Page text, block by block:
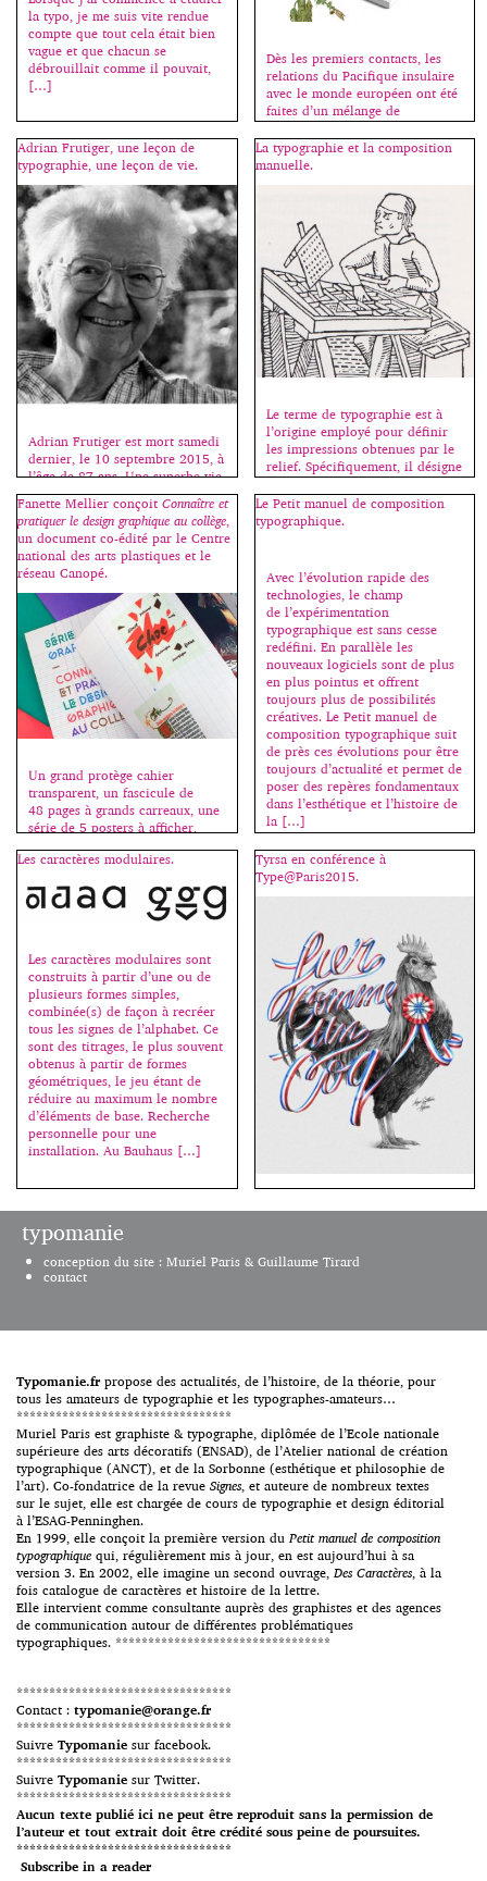
l’exploration progressive. Les
images et les textes dadas
la typo, je me suis vite rendue
compte que tout cela était bien
vague et que chacun se
débrouillait comme il pouvait,
[…]
Dès les premiers contacts, les
relations du Pacifique insulaire
avec le monde européen ont été
faites d’un mélange de
fascination et de méfiance. Les
mythes, noirs ou blancs,
circulaient, mais s’il était une
souvent aux images véhiculées
sur cette partie du monde,
c’était bien celle de la
compréhension. Projections
idéologiques floues, […]
Adrian Frutiger, une leçon de
typographie, une leçon de vie.
Adrian Frutiger est mort samedi
dernier, le 10 septembre 2015, à
l’âge de 87 ans. Une superbe vie
de créateur ; une vie d’homme
marquée par la souffrance.
Quand il était encore en France,
nous parlions de ses problèmes
familiaux à mi-mots, entre nous.
On savait, mais on ne disait pas,
par respect. Je l’ai rencontré
[…]
La typographie et la composition
manuelle.
Le terme de typographie est à
l’origine employé pour définir
les impressions obtenues par le
relief. Spécifiquement, il désigne
la composition de textes à l’aide
de caractères mobiles fondus
dans un alliage de plomb,
partir de poinçons originaux
gravés en acier trempé. La
gravure […]
Fanette Mellier conçoit Connaître et
pratiquer le design graphique au collège,
un document co-édité par le Centre
national des arts plastiques et le
réseau Canopé.
Un grand protège cahier
transparent, un fascicule de
48 pages à grands carreaux, une
série de 5 posters à afficher,
collège ! Fanette Mellier invente
nos premières émotions
graphiques, souvent liées à
vivent au milieu d’objets
graphiques […]
Le Petit manuel de composition
typographique.
Avec l’évolution rapide des
technologies, le champ
de l’expérimentation
typographique est sans cesse
redéfini. En parallèle les
nouveaux logiciels sont de plus
en plus pointus et offrent
toujours plus de possibilités
créatives. Le Petit manuel de
composition typographique suit
de près ces évolutions pour être
toujours d’actualité et permet de
poser des repères fondamentaux
dans l’esthétique et l’histoire de
la […]
Les caractères modulaires.
Les caractères modulaires sont
construits à partir d’une ou de
plusieurs formes simples,
combinée(s) de façon à recréer
tous les signes de l’alphabet. Ce
sont des titrages, le plus souvent
obtenus à partir de formes
géométriques, le jeu étant de
réduire au maximum le nombre
d’éléments de base. Recherche
personnelle pour une
installation. Au Bauhaus […]
Tyrsa en conférence à
Type@Paris2015.
“Cette session en français se
organisées par Jean François
premières esquisses de lettres.
guidera naturellement son
parcours scolaire. Diplômé des
typomanie
conception du site : Muriel Paris & Guillaume Tirard
contact
Typomanie.fr propose des actualités, de l’histoire, de la théorie, pour
tous les amateurs de typographie et les typographes-amateurs…
*********************************
Muriel Paris est graphiste & typographe, diplômée de l’Ecole nationale
supérieure des arts décoratifs (ENSAD), de l’Atelier national de création
typographique (ANCT), et de la Sorbonne (esthétique et philosophie de
l’art). Co-fondatrice de la revue Signes, et auteure de nombreux textes
sur le sujet, elle est chargée de cours de typographie et design éditorial
à l’ESAG-Penninghen.
En 1999, elle conçoit la première version duPetit manuel de composition
typographique qui, régulièrement mis à jour, en est aujourd’hui à sa
version 3. En 2002, elle imagine un second ouvrage, Des Caractères, à la
fois catalogue de caractères et histoire de la lettre.
Elle intervient comme consultante auprès des graphistes et des agences
de communication autour de différentes problématiques
typographiques. *********************************
*********************************
Contact : typomanie@orange.fr
*********************************
Suivre Typomanie sur facebook.
*********************************
Suivre Typomanie sur Twitter.
*********************************
Aucun texte publié ici ne peut être reproduit sans la permission de
l’auteur et tout extrait doit être crédité sous peine de poursuites.
*********************************
Subscribe in a reader